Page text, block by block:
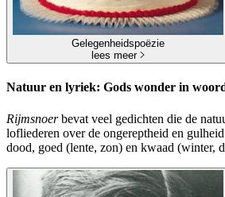
Gelegenheidspoëzie
lees meer
Natuur en lyriek: Gods wonder in
Rijmsnoerbevat veel gedichten die de
lofliederen over de ongereptheid en
dood, goed (lente, zon) en kwaad (winter,